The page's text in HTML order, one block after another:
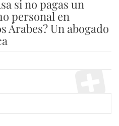
si no pagas un
personal en
Árabes? Un abogado